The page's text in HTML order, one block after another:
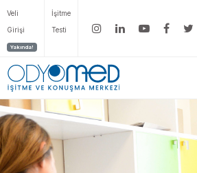
Veli
Girişi
Yakında!
İşitme
Testi